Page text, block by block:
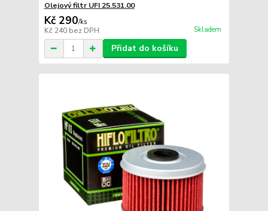
Olejový filtr UFI 25.531.00
Kč 290/ks
Kč 240 bez DPH Skladem
Přidat do košíku